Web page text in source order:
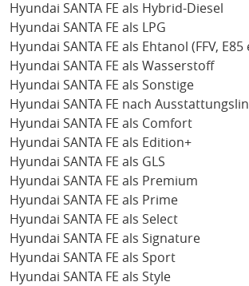
Hyundai SANTA FE als Hybrid-Diesel
Hyundai SANTA FE als LPG
Hyundai SANTA FE als Ehtanol (FFV, E85
Hyundai SANTA FE als Wasserstoff
Hyundai SANTA FE als Sonstige
Hyundai SANTA FE nach
Hyundai SANTA FE als Comfort
Hyundai SANTA FE als Edition+
Hyundai SANTA FE als GLS
Hyundai SANTA FE als Premium
Hyundai SANTA FE als Prime
Hyundai SANTA FE als Select
Hyundai SANTA FE als Signature
Hyundai SANTA FE als Sport
Hyundai SANTA FE als Style